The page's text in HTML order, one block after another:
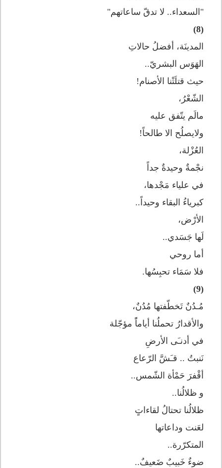
"السعداء.. لا تدقّ ساعاتهم"
(8)
المدينَة، أفضلُ حالاتِ
الهَوَس البشريّ..
حيث قتلَتْنا الأصنام!
الشّعْرُ،
مالَم يتّفق عليه
ولايصلُح الا طالحاً!
العُزْلة،
نجْمةٌ وحيدةٌ جداً
في علياء مَجْدها،
كبرياءُ البقاء وحيداً..
الأرْض،
لَها جَسَدي..
أما روحي
فلا سَمَاء تحبِسُها.
(9)
مُـدُنٌ تَخطّفتها مُدُنٌ،
والأقدارُ تحملُنا أياماًً مؤجّلة
في أدنـَى الأرضِ
نَنبتُ .. قـَشَّ الرّعاع
أقْفرَ حَمْأة الشّمس..
و ظلالُنا..
ظلالُنا تحتالُ لقاءاتٍ
لعَنت وداعاتها
المتكرّرة..
ضوءٌ خَبيبٌ ضَعيفٌ..